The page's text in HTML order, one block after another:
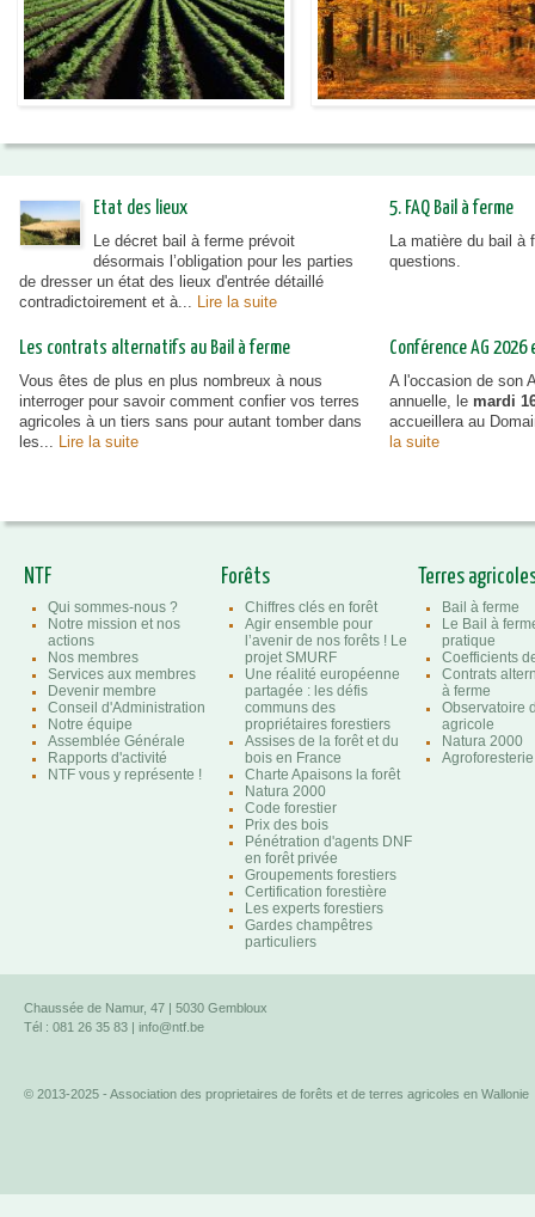
Etat des lieux
Le décret bail à ferme prévoit
désormais l’obligation pour les parties
de dresser un état des lieux d'entrée détaillé
contradictoirement et à...
Lire la suite
5. FAQ Bail à ferme
La matière du bail
questions.
Les contrats alternatifs au Bail à ferme
Vous êtes de plus en plus nombreux à nous
interroger pour savoir comment confier vos terres
agricoles à un tiers sans pour autant tomber dans
les...
Lire la suite
Conférence AG
A l'occasion de son
annuelle, le mardi
accueillera au
la suite
NTF
Qui sommes-nous ?
Notre mission et nos
actions
Nos membres
Services aux membres
Devenir membre
Conseil d'Administration
Notre équipe
Assemblée Générale
Rapports d'activité
NTF vous y représente !
Forêts
Chiffres clés en forêt
Agir ensemble pour
l’avenir de nos forêts ! Le
projet SMURF
Une réalité européenne
partagée : les défis
communs des
propriétaires forestiers
Assises de la forêt et du
bois en France
Charte Apaisons la forêt
Natura 2000
Code forestier
Prix des bois
Pénétration d'agents DNF
en forêt privée
Groupements forestiers
Certification forestière
Les experts forestiers
Gardes champêtres
particuliers
Terres
Bail à ferme
Le Bail à
pratique
Coefficients
Contrats
à ferme
Observatoire
agricole
Natura 2000
Chaussée de Namur, 47 | 5030 Gembloux
Tél : 081 26 35 83 | info@ntf.be
© 2013-2025 - Association des proprietaires de forêts et de terres agricoles en Wallonie